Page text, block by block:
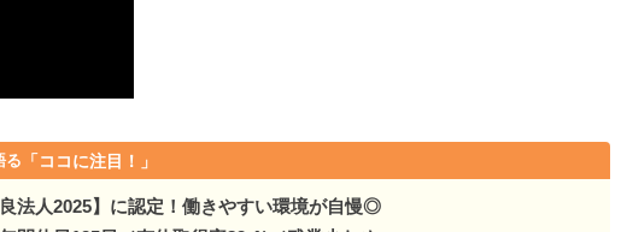
「産業用ガス検知・警報器」国内TO…
る 「ココに注目！」
良法人2025】に認定！働きやすい環境が自慢◎